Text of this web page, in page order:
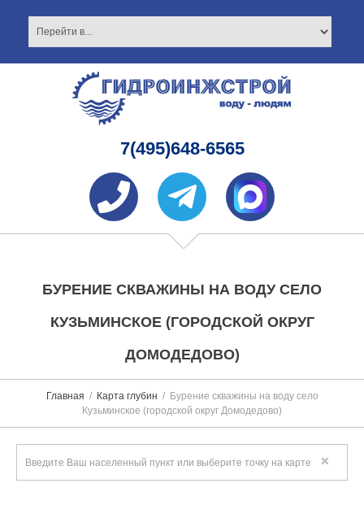
7(495)648-6565
БУРЕНИЕ СКВАЖИНЫ НА ВОДУ СЕЛО
КУЗЬМИНСКОЕ (ГОРОДСКОЙ ОКРУГ
ДОМОДЕДОВО)
Главная Карта глубин
Бурение скважины на воду село
Кузьминское (городской округ Домодедово)